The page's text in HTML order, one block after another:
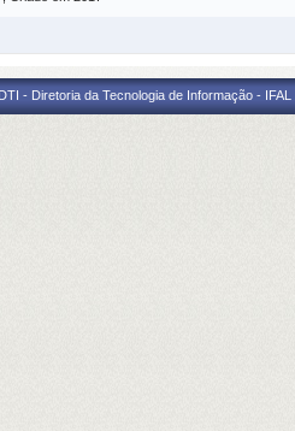
- Diretoria da Tecnologia de Informação -